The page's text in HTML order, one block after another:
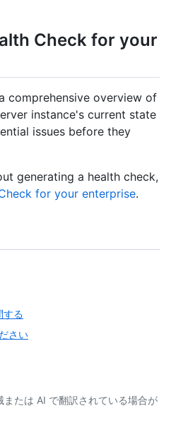
Check for your
comprehensive overview of
instance's current state
issues before they
generating a health check,
for your enterprise.
する
さい
たは AI で翻訳されている場合が